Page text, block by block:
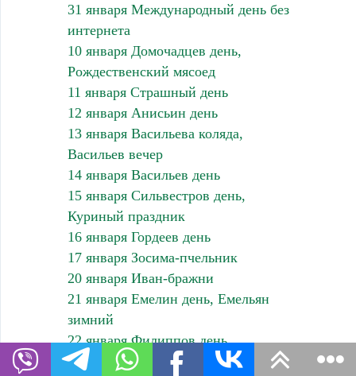
31 января Международный день без
интернета
10 января Домочадцев день,
Рождественский мясоед
11 января Страшный день
12 января Анисьин день
13 января Васильева коляда,
Васильев вечер
14 января Васильев день
15 января Сильвестров день,
Куриный праздник
16 января Гордеев день
17 января Зосима-пчельник
20 января Иван-бражни
21 января Емелин день, Емельян
зимний
22 января Филиппов день
23 января Григорий-летоуказатель